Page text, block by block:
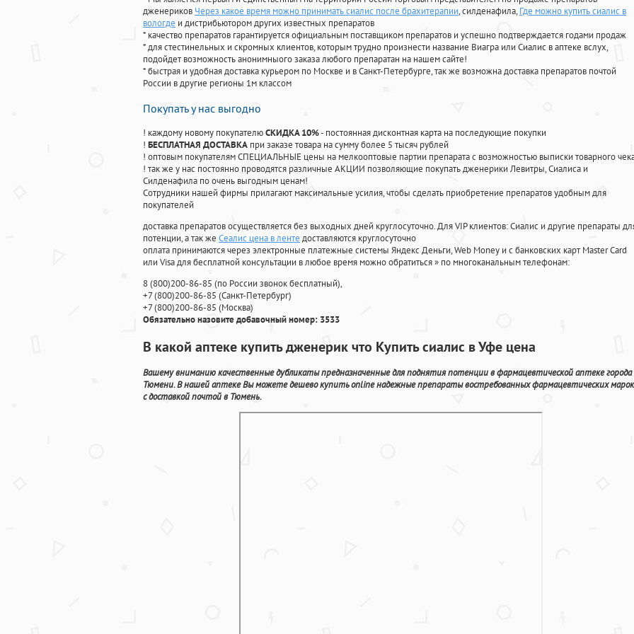
дженериков Через какое время можно принимать сиалис после брахитерапии, силденафила, Где можно купить сиалис в
вологде и дистрибьютором других известных препаратов
* качество препаратов гарантируется официальным поставщиком препаратов и успешно подтверждается годами продаж
* для стестинельных и скромных клиентов, которым трудно произнести название Виагра или Сиалис в аптеке вслух,
подойдет возможность анонимныого заказа любого препаратан на нашем сайте!
* быстрая и удобная доставка курьером по Москве и в Санкт-Петербурге, так же возможна доставка препаратов почтой
России в другие регионы 1м классом
Покупать у нас выгодно
! каждому новому покупателюСКИДКА 10%- постоянная дисконтная карта на последующие покупки
! БЕСПЛАТНАЯ ДОСТАВКА при заказе товара на сумму более 5 тысяч рублей
! оптовым покупателям СПЕЦИАЛЬНЫЕ цены на мелкооптовые партии препарата с возможностью выписки товарного
! так же у нас постоянно проводятся различные АКЦИИ позволяющие покупать дженерики Левитры, Сиалиса и
Силденафила по очень выгодным ценам!
Cотрудники нашей фирмы прилагают максимальные усилия, чтобы сделать приобретение препаратов удобным для
покупателей
доставка препаратов осуществляется без выходных дней круглосуточно. Для VIP клиентов: Сиалис и другие препараты
потенции, а так же Сеалис цена в ленте доставляются круглосуточно
оплата принимаются через электронные платежные системы Яндекс Деньги, Web Money и с банковских карт Master Card
или Visa для бесплатной консультации в любое время можно обратиться» по многоканальным телефонам:
8(800)200-86-85 (по России звонок бесплатный),
+7(800)200-86-85 (Санкт-Петербург)
+7(800)200-86-85 (Москва)
Обязательно назовите добавочный номер: 3533
В какой аптеке купить дженерик что Купить сиалис в Уфе цена
Вашему вниманию качественные дубликаты предназначенные для поднятия потенции в фармацевтической аптеке города
Тюмени. В нашей аптеке Вы можете дешево купить online надежные препараты востребованных фармацевтических марок
с доставкой почтой в Тюмень.